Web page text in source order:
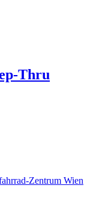
Thru
Zentrum Wien